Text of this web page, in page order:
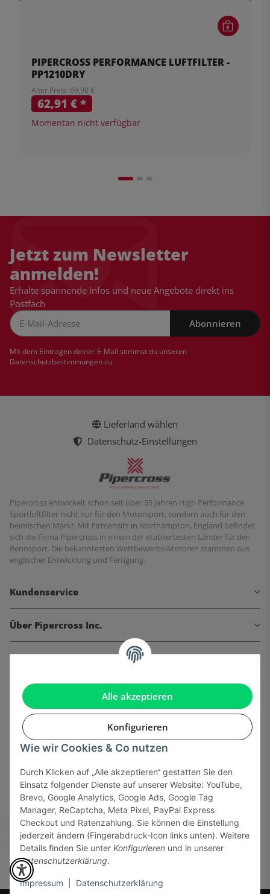
Alle akzeptieren
Konfigurieren
Wie wir Cookies & Co nutzen
Durch Klicken auf „Alle akzeptieren“ gestatten Sie den
Einsatz folgender Dienste auf unserer Website: YouTube,
Brevo, Google Analytics, Google Ads, Google Tag
Manager, ReCaptcha, Meta Pixel, PayPal Express
Checkout und Ratenzahlung. Sie können die Einstellung
jederzeit ändern (Fingerabdruck-Icon links unten). Weitere
Details finden Sie unter Konfigurieren und in unserer
Datenschutzerklärung.
Impressum Datenschutzerklärung
PIPERCROSS PERFORMANCE LUFTFILTER -
PP1210DRY
Alter Preis: 69,90 €
62,91 €*
Momentan nicht verfügbar
Jetzt zum Newsletter
anmelden!
Erhalte spannende Infos und neue Angebote direkt ins
Postfach
Abonnieren
Mit dem Eintragen deiner E-Mail stimmst du unseren
Datenschutzbestimmungenzu.
Lieferland wählen
Datenschutz-Einstellungen
Pipercross entwickelt schon seit über 35 Jahren High Performance
Sportluftfilter nicht nur für den Motorsport, sondern auch für den
heimischen Markt. Mit Firmensitz in Northampton, England befindet
sich die Firma Pipercross in einem der etabliertesten Länder für den
Rennsport. Die bekanntesten Wettbewerbs-Motoren stammen aus
englischer Entwicklung und Fertigung.
Kundenservice
Über Pipercross Inc.
Informationen
Gesetzliche Informationen
Sicher bezahlen via: